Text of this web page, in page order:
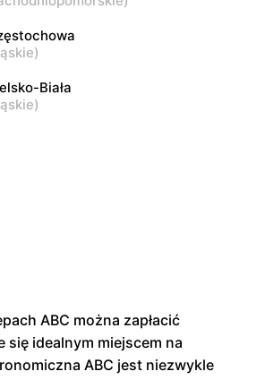
)
Biała
)
ABC można zapłacić
idealnym miejscem na
ABC jest niezwykle